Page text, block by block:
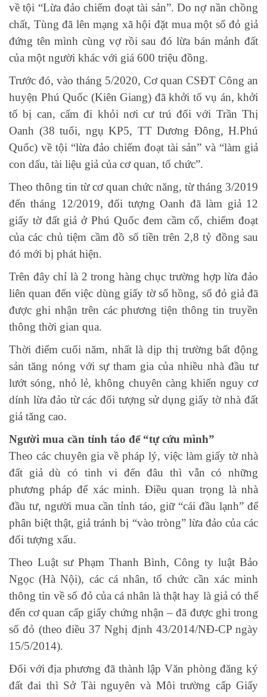
về tội “Lừa đảo chiếm đoạt tài sản”. Do nợ nần chồng
chất, Tùng đã lên mạng xã hội đặt mua một sổ đỏ giả
đứng tên mình cùng vợ rồi sau đó lừa bán mảnh đất
của một người khác với giá 600 triệu đồng.
Trước đó, vào tháng 5/2020, Cơ quan CSĐT Công an
huyện Phú Quốc (Kiên Giang) đã khởi tố vụ án, khởi
tố bị can, cấm đi khỏi nơi cư trú đối với Trần Thị
Oanh (38 tuổi, ngụ KP5, TT Dương Đông, H.Phú
Quốc) về tội “lừa đảo chiếm đoạt tài sản” và “làm giả
con dấu, tài liệu giả của cơ quan, tổ chức”.
Theo thông tin từ cơ quan chức năng, từ tháng 3/2019
đến tháng 12/2019, đối tượng Oanh đã làm giả 12
giấy tờ đất giả ở Phú Quốc đem cầm cố, chiếm đoạt
của các chủ tiệm cầm đồ số tiền trên 2,8 tỷ đồng sau
đó mới bị phát hiện.
Trên đây chỉ là 2 trong hàng chục trường hợp lừa đảo
liên quan đến việc dùng giấy tờ sổ hồng, sổ đỏ giả đã
được ghi nhận trên các phương tiện thông tin truyền
thông thời gian qua.
Thời điểm cuối năm, nhất là dịp thị trường bất động
sản tăng nóng với sự tham gia của nhiều nhà đầu tư
lướt sóng, nhỏ lẻ, không chuyên càng khiến nguy cơ
dính lừa đảo từ các đối tượng sử dụng giấy tờ nhà đất
giả tăng cao.
Người mua cần tỉnh táo để “tự cứu mình”
Theo các chuyên gia về pháp lý, việc làm giấy tờ nhà
đất giả dù có tinh vi đến đâu thì vẫn có những
phương pháp để xác minh. Điều quan trọng là nhà
đầu tư, người mua cần tỉnh táo, giữ “cái đầu lạnh” để
phân biệt thật, giả tránh bị “vào tròng” lừa đảo của các
đối tượng xấu.
Theo Luật sư Phạm Thanh Bình, Công ty luật Bảo
Ngọc (Hà Nội), các cá nhân, tổ chức cần xác minh
thông tin về sổ đỏ của cá nhân là thật hay là giả có thể
đến cơ quan cấp giấy chứng nhận – đã được ghi trong
sổ đỏ (theo điều 37 Nghị định 43/2014/NĐ-CP ngày
15/5/2014).
Đối với địa phương đã thành lập Văn phòng đăng ký
đất đai thì Sở Tài nguyên và Môi trường cấp Giấy